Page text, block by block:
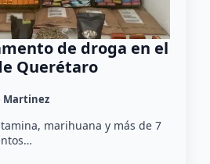
de droga en el
Querétaro
Martinez
marihuana y más de 7